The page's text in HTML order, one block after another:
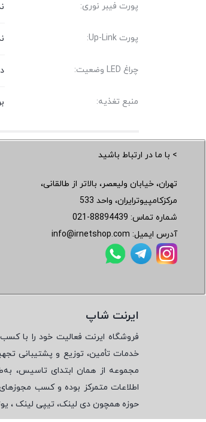
پورت فیبر نوری:
پورت Up-Link:
چراغ LED وضعیت:
منبع تغذیه:
> با ما در ارتباط باشید
تهران، خیابان ولیعصر، بالاتر از طالقانی،
مرکزکامپیوترایران، واحد 533
شماره تماس: 021-88894439
آدرس ایمیل: info@irnetshop.com
ایرنت شاپ
فروشگاه ایرنت فعالیت خود را با
خدمات تأمین، توزیع و پشتیبانی
مجموعه از همان ابتدای تاسیس،
اطلاعات متمرکز بوده و کسب
حوزه همچون دی لینک، تیپی لینک ،